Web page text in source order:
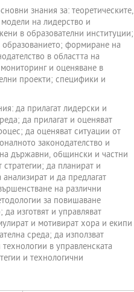
знания за: теоретическите,
на лидерство и
в образователни институции;
формиране на
в областта на
и оценяване в
проекти; специфики и
да прилагат лидерски и
да прилагат и оценяват
да оценяват ситуации от
законодателство и
държавни, общински и частни
да планират и
и да предлагат
на различни
за повишаване
изготвят и управляват
и мотивират хора и екипи
среда; да използват
в управленската
и технологични